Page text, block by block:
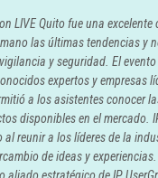
LIVE Quito fue una
las últimas tendencias y
y seguridad. El
expertos y empresas
a los asistentes conocer
disponibles en el mercado.
al reunir a los líderes de la
de ideas y